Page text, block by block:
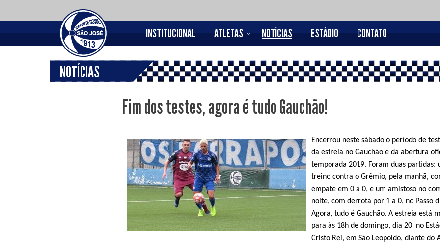
INSTITUCIONAL ATLETAS NOTÍCIAS ESTÁDIO CONTATO
NOTÍCIAS
Fim dos testes, agora é tudo Gauchão!
Encerrou neste sábado o período de
da estreia no Gauchão e da abertura
temporada 2019. Foram duas partidas:
treino contra o Grêmio, pela manhã,
empate em 0 a 0, e um amistoso no
noite, com derrota por 1 a 0, no Passo
Agora, tudo é Gauchão. A estreia está
para às 18h de domingo, dia 20, no
Cristo Rei, em São Leopoldo, diante do